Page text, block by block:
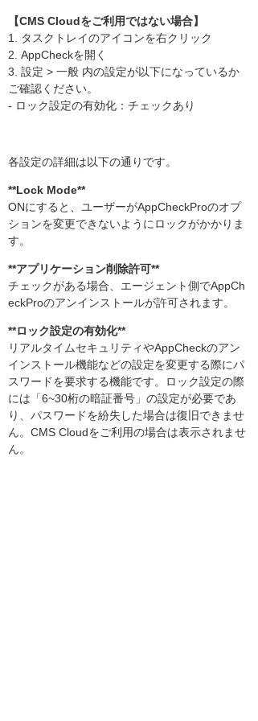
【CMS Cloudをご利用ではない場合】
1. タスクトレイのアイコンを右クリック
2. AppCheckを開く
3. 設定 > 一般 内の設定が以下になっているか
ご確認ください。
- ロック設定の有効化：チェックあり
各設定の詳細は以下の通りです。
**Lock Mode**
ONにすると、ユーザーがAppCheckProのオプ
ションを変更できないようにロックがかかりま
す。
**アプリケーション削除許可**
チェックがある場合、エージェント側でAppCh
eckProのアンインストールが許可されます。
**ロック設定の有効化**
リアルタイムセキュリティやAppCheckのアン
インストール機能などの設定を変更する際にパ
スワードを要求する機能です。ロック設定の際
には「6~30桁の暗証番号」の設定が必要であ
り、パスワードを紛失した場合は復旧できませ
ん。CMS Cloudをご利用の場合は表示されませ
ん。